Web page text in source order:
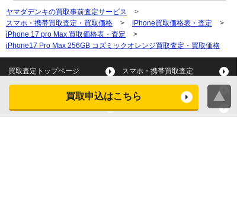
買取申込はこちら
ヤマダデンキの買取事前査定サービス
>
スマホ・携帯買取査定・買取価格
> iPhone買取価格表・査定
>
iPhone 17 pro Max 買取価格表・査定
>
iPhone17 Pro Max 256GB コズミックオレンジ買取査定・買取価格
買取査定トップページ スマホ・携帯買取査定
タブレット買取査定
スマートウォッチ買取査定 デジカメ買取査定